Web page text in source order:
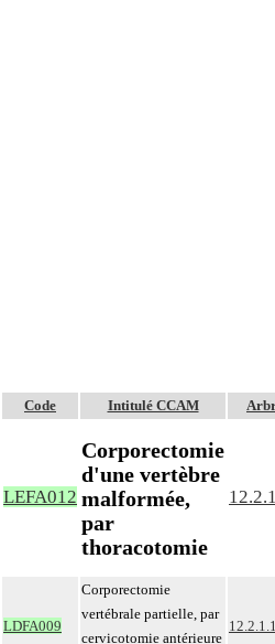
Code Intitulé CCAM
LEFA012
Corporectomie
d'une vertèbre
malformée,
par
thoracotomie
LDFA009
Corporectomie
vertébrale partielle, par
cervicotomie antérieure